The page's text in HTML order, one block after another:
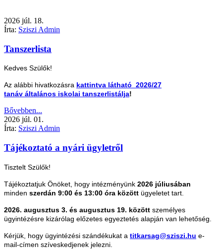
2026 júl. 18.
Írta: Sziszi Admin
Tanszerlista
Kedves Szülők!
Az alábbi hivatkozásra kattintva látható 2026/27
tanáv általános iskolai tanszerlistálja!
Bővebben...
2026 júl. 01.
Írta: Sziszi Admin
Tájékoztató a nyári ügyletről
Tisztelt Szülők!
Tájékoztatjuk Önöket, hogy intézményünk 2026 júliusában
minden szerdán 9:00 és 13:00 óra között ügyeletet tart.
2026. augusztus 3. és augusztus 19. között személyes
ügyintézésre kizárólag előzetes egyeztetés alapján van lehetőség.
Kérjük, hogy ügyintézési szándékukat a titkarsag@sziszi.hu e-
mail-címen szíveskedjenek jelezni.